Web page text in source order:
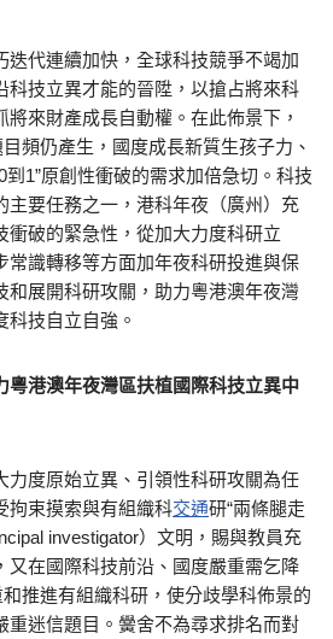
迭代連續加快，全球科技競爭不竭加
科技立異才能的晉陞，以搶占將來科
來財產成長自動權。在此佈景下，
頻仍產生，國度成長新質生孩子力、
1”原創性衝破的需求加倍急切。科技
主要任務之一，港科年夜（廣州）充
衝破的緊急性，從加大力度科研立
常識轉移等方面加年夜科研投進與保
和展開科研攻關，助力粵港澳年夜灣
技自立自強。
粵港澳年夜灣區扶植國際科技立異中
力度原始立異、引領性科研攻關為任
拘束摸索與有組織科交通研“兩條腿走
investigator）文明，賜與教員充
又在國際科技前沿、國度嚴重需乞降
和推進有組織科研，使分歧學科佈景的
重迷信題目。黌舍不為尋求排名而對